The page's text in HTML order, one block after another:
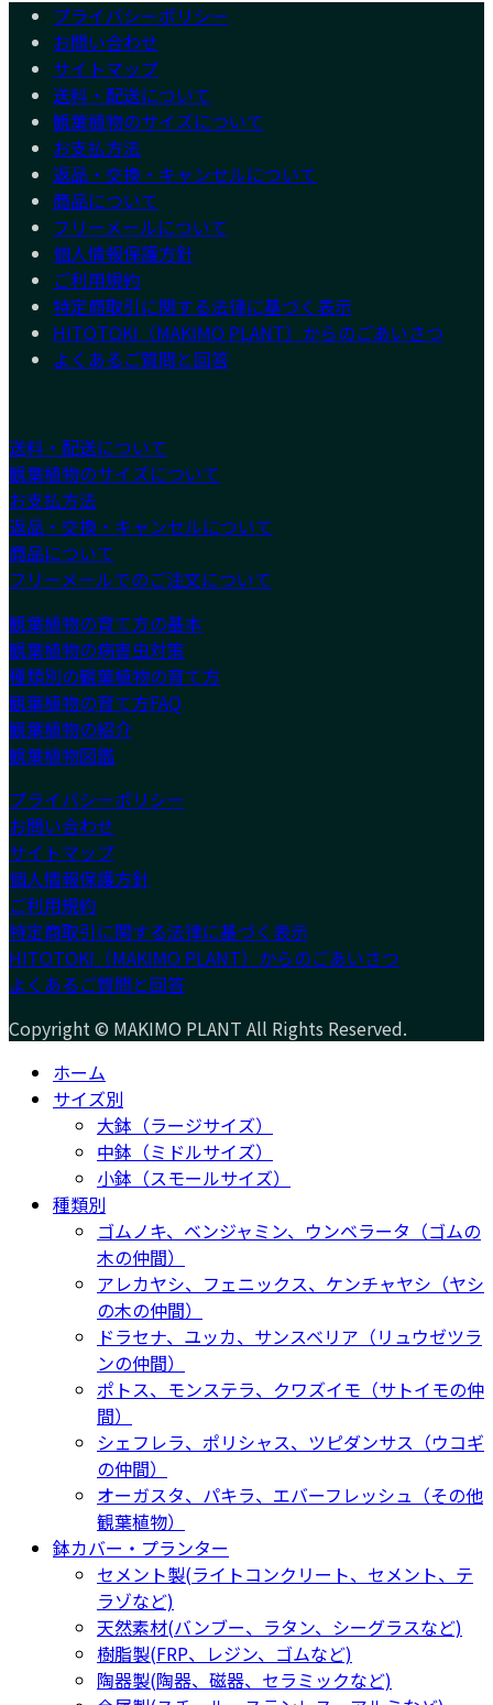
プライバシーポリシー
お問い合わせ
サイトマップ
送料・配送について
観葉植物のサイズについて
お支払方法
返品・交換・キャンセルについて
商品について
フリーメールについて
個人情報保護方針
ご利用規約
特定商取引に関する法律に基づく表示
HITOTOKI（MAKIMO PLANT）からのごあいさつ
よくあるご質問と回答
送料・配送について
観葉植物のサイズについて
お支払方法
返品・交換・キャンセルについて
商品について
フリーメールでのご注文について
観葉植物の育て方の基本
観葉植物の病害虫対策
種類別の観葉植物の育て方
観葉植物の育て方FAQ
観葉植物の紹介
観葉植物図鑑
プライバシーポリシー
お問い合わせ
サイトマップ
個人情報保護方針
ご利用規約
特定商取引に関する法律に基づく表示
HITOTOKI（MAKIMO PLANT）からのごあいさつ
よくあるご質問と回答
Copyright © MAKIMO PLANT All Rights Reserved.
ホーム
サイズ別
大鉢（ラージサイズ）
中鉢（ミドルサイズ）
小鉢（スモールサイズ）
種類別
ゴムノキ、ベンジャミン、ウンベラータ（ゴムの
木の仲間）
アレカヤシ、フェニックス、ケンチャヤシ（ヤシ
の木の仲間）
ドラセナ、ユッカ、サンスベリア（リュウゼツラ
ンの仲間）
ポトス、モンステラ、クワズイモ（サトイモの仲
間）
シェフレラ、ポリシャス、ツピダンサス（ウコギ
の仲間）
オーガスタ、パキラ、エバーフレッシュ（その他
観葉植物）
鉢カバー・プランター
セメント製(ライトコンクリート、セメント、テ
ラゾなど)
天然素材(バンブー、ラタン、シーグラスなど)
樹脂製(FRP、レジン、ゴムなど)
陶器製(陶器、磁器、セラミックなど)